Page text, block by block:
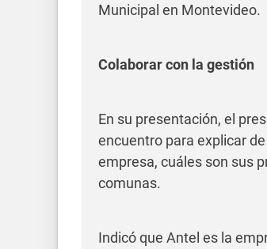
Municipal en Montevideo.
Colaborar con la gestión
En su presentación, el
encuentro para explicar
empresa, cuáles son sus
comunas.
Indicó que Antel es la